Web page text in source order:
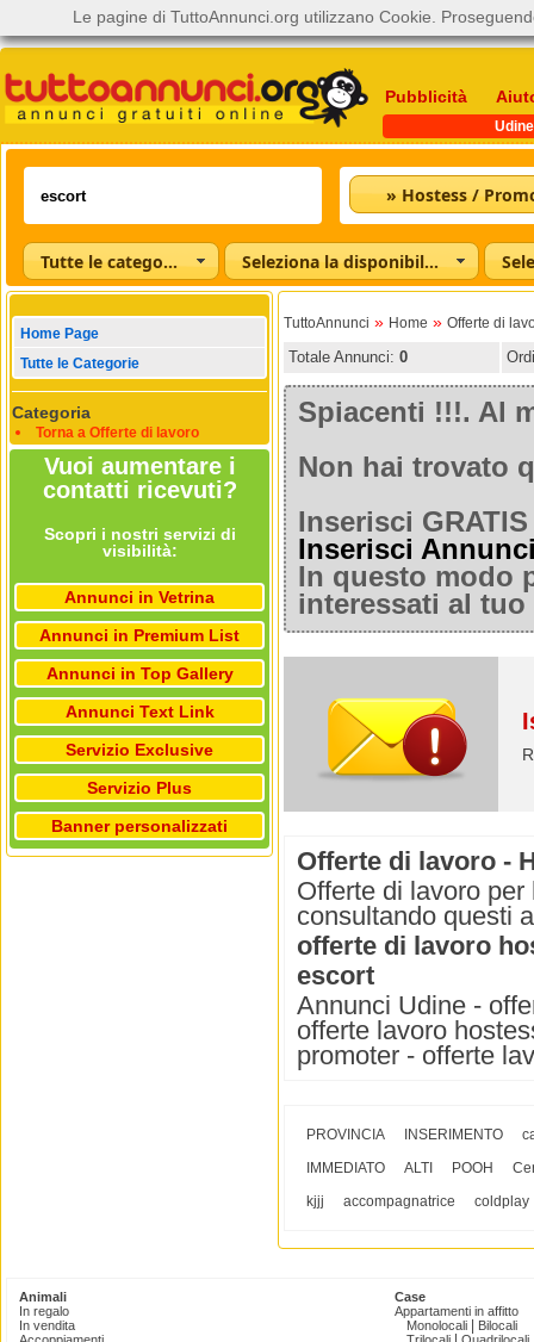
Pubblicità
Udine
» Hostess /
Tutte le categorie Seleziona la disponibilità
Home Page
Tutte le Categorie
Categoria
Torna a Offerte di lavoro
Vuoi aumentare i
contatti ricevuti?
Scopri i nostri servizi di
visibilità:
Annunci in Vetrina
Annunci in Premium List
Annunci in Top Gallery
Annunci Text Link
Servizio Exclusive
Servizio Plus
Banner personalizzati
TuttoAnnunci » Home » Offerte di
Totale Annunci: 0
Spiacenti !!!. Al
Non hai trovato
Inserisci
Inserisci
In questo modo
interessati al
Offerte di lavoro -
Offerte di lavoro
consultando questi
offerte di lavoro
escort
Annunci Udine -
offerte lavoro
promoter - offerte
PROVINCIA INSERIMENTO
IMMEDIATO
ALTI POOH
kjjj
accompagnatrice coldplay
Animali
In regalo
In vendita
Case
Appartamenti in affitto
Monolocali
Bilocali
Le pagine di TuttoAnnunci.org utilizzano Cookie.